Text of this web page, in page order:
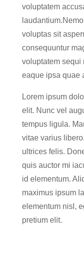
voluptatem
voluptas sit
consequuntur
voluptatem sequi
eaque ipsa quae
Lorem ipsum
elit. Nunc vel
tempus ligula.
vitae varius
ultrices felis.
quis auctor mi
id elementum.
maximus ipsum
elementum nisl,
pretium elit.